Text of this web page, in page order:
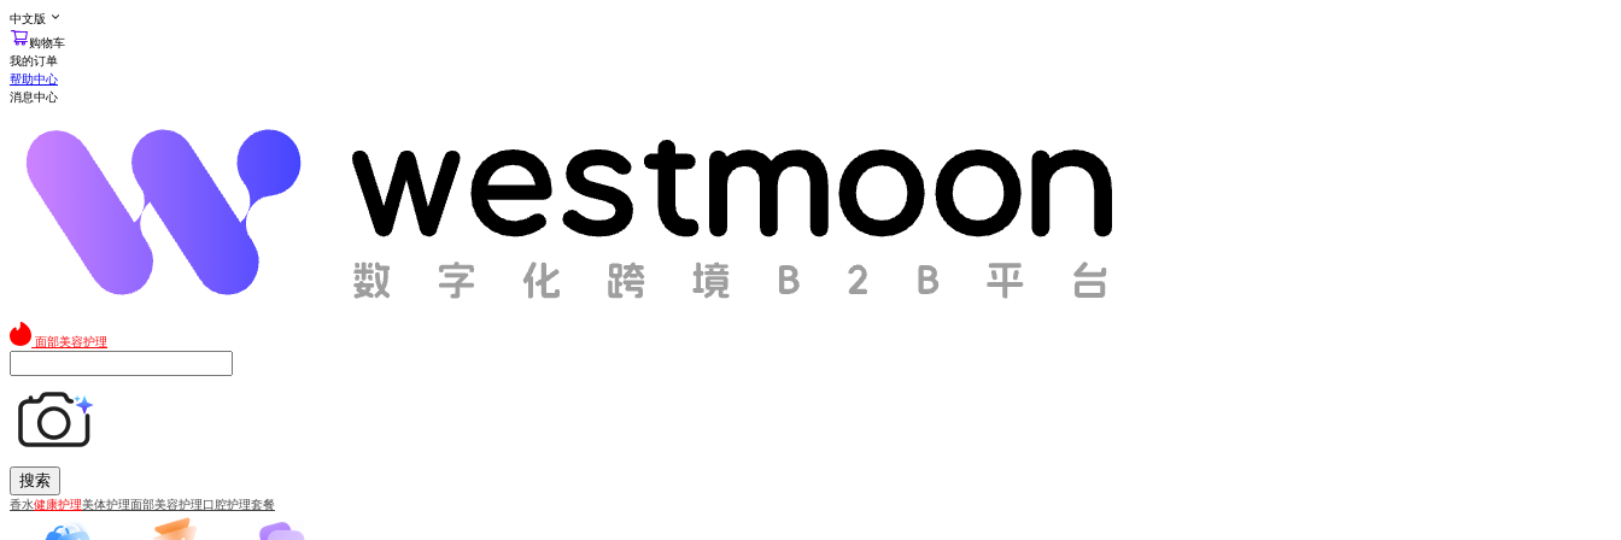
中文版
购物车
我的订单
帮助中心
消息中心
面部美容护理
搜索
香水健康护理美体护理面部美容护理口腔护理套餐